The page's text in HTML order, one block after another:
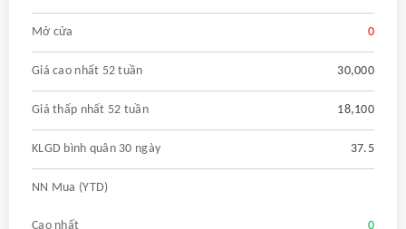
Mở cửa 0
Giá cao nhất 52 tuần 30,000
Giá thấp nhất 52 tuần 18,100
KLGD bình quân 30 ngày 37.5
NN Mua (YTD)
Cao nhất 0